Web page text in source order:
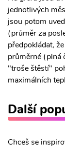
jednotlivých
jsou potom
(průměr za
předpokládat,
průměrné (plná
"troše štěstí"
maximálních
Další
Chceš se